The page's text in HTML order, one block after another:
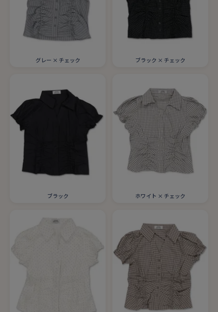
グレー × チェック ブラック × チェック
ブラック ホワイト × チェック